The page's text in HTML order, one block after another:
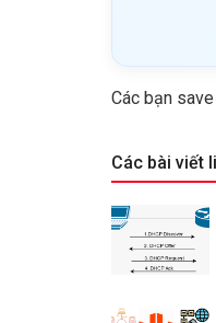
Các bạn
Các bài viết